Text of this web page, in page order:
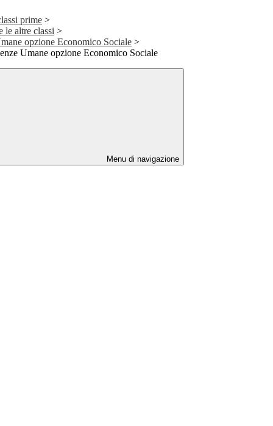
prime >
le altre classi >
opzione Economico Sociale >
Umane opzione Economico Sociale
Menu di navigazione